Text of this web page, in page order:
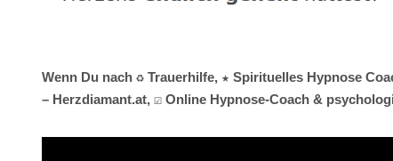
Wenn Du nach ♻ Trauerhilfe, ★ Spirituelles Hypnose
– Herzdiamant.at, ☑️ Online Hypnose-Coach &